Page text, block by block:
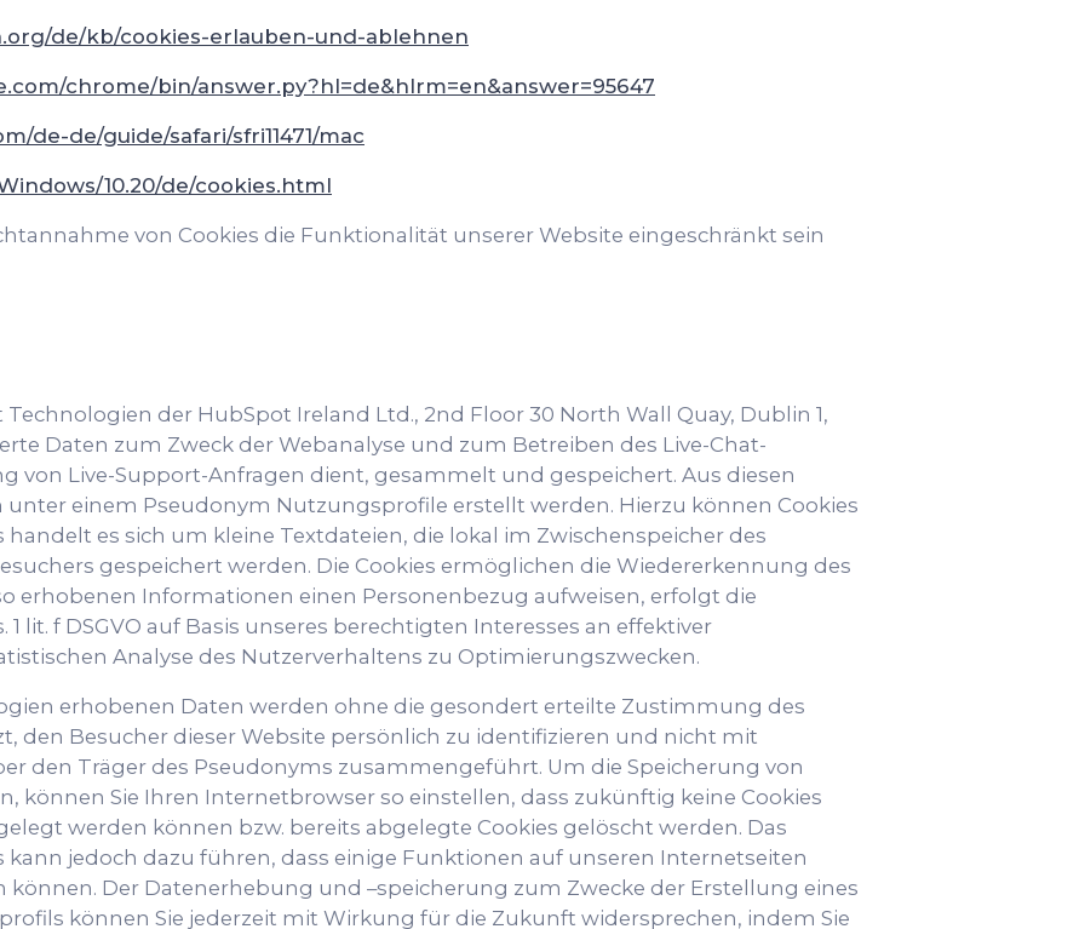
de/kb/cookies-erlauben-und-ablehnen
chrome/bin/answer.py?hl=de&hlrm=en&answer=95647
de-de/guide/safari/sfri11471/mac
10.20/de/cookies.html
von Cookies die Funktionalität unserer Website eingeschränkt sein
der HubSpot Ireland Ltd., 2nd Floor 30 North Wall Quay, Dublin 1,
Daten zum Zweck der Webanalyse und zum Betreiben des Live-Chat-
von Live-Support-Anfragen dient, gesammelt und gespeichert. Aus diesen
einem Pseudonym Nutzungsprofile erstellt werden. Hierzu können Cookies
handelt es sich um kleine Textdateien, die lokal im Zwischenspeicher des
gespeichert werden. Die Cookies ermöglichen die Wiedererkennung des
erhobenen Informationen einen Personenbezug aufweisen, erfolgt die
lit. f DSGVO auf Basis unseres berechtigten Interesses an effektiver
Analyse des Nutzerverhaltens zu Optimierungszwecken.
erhobenen Daten werden ohne die gesondert erteilte Zustimmung des
den Besucher dieser Website persönlich zu identifizieren und nicht mit
den Träger des Pseudonyms zusammengeführt. Um die Speicherung von
können Sie Ihren Internetbrowser so einstellen, dass zukünftig keine Cookies
werden können bzw. bereits abgelegte Cookies gelöscht werden. Das
kann jedoch dazu führen, dass einige Funktionen auf unseren Internetseiten
Der Datenerhebung und –speicherung zum Zwecke der Erstellung eines
können Sie jederzeit mit Wirkung für die Zukunft widersprechen, indem Sie